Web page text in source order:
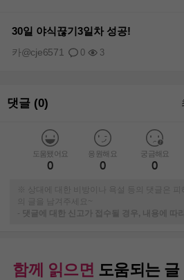
30일 야식끊기3일차 성공!
0 3
카@cje6571
댓글 (0)
도움됐어요
0
응원해요
0
궁금해요
0
※ 상대에 대한 비방이나 욕설 등의 댓글은 피
-
댓글에 대한 신고가 접수될 경우, 내용에 따
함께 읽으면 도움되는 글